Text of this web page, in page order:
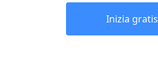
Inizia gratis